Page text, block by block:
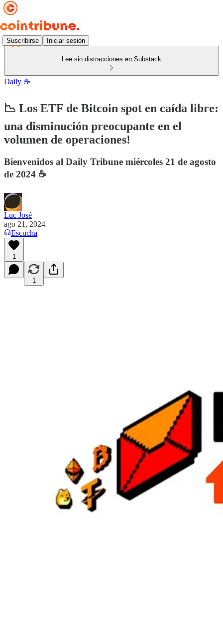
Suscribirse Iniciar sesión
Lee sin distracciones en Substack
Daily ☕️
📉 Los ETF de Bitcoin spot en caída libre:
una disminución preocupante en el
volumen de operaciones!
Bienvenidos al Daily Tribune miércoles 21 de agosto
de 2024 ☕️
Luc José
ago 21, 2024
Escucha
1
1